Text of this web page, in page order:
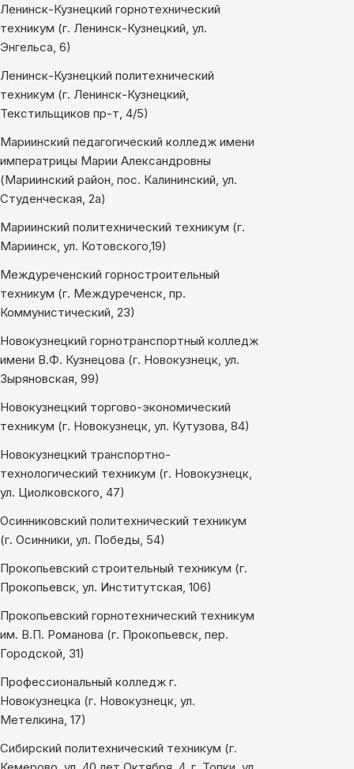
Ленинск-Кузнецкий горнотехнический
техникум (г. Ленинск-Кузнецкий, ул.
Энгельса, 6)
Ленинск-Кузнецкий политехнический
техникум (г. Ленинск-Кузнецкий,
Текстильщиков пр-т, 4/5)
Мариинский педагогический колледж имени
императрицы Марии Александровны
(Мариинский район, пос. Калининский, ул.
Студенческая, 2а)
Мариинский политехнический техникум (г.
Мариинск, ул. Котовского,19)
Междуреченский горностроительный
техникум (г. Междуреченск, пр.
Коммунистический, 23)
Новокузнецкий горнотранспортный колледж
имени В.Ф. Кузнецова (г. Новокузнецк, ул.
Зыряновская, 99)
Новокузнецкий торгово-экономический
техникум (г. Новокузнецк, ул. Кутузова, 84)
Новокузнецкий транспортно-
технологический техникум (г. Новокузнецк,
ул. Циолковского, 47)
Осинниковский политехнический техникум
(г. Осинники, ул. Победы, 54)
Прокопьевский строительный техникум (г.
Прокопьевск, ул. Институтская, 106)
Прокопьевский горнотехнический техникум
им. В.П. Романова (г. Прокопьевск, пер.
Городской, 31)
Профессиональный колледж г.
Новокузнецка (г. Новокузнецк, ул.
Метелкина, 17)
Сибирский политехнический техникум (г.